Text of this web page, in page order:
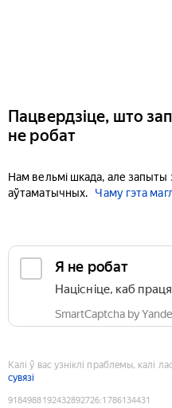
Пацвердзіце, што
не робат
Нам вельмі шкада, але
аўтаматычных.
Чаму гэта
Я не робат
Націсніце, каб
SmartCaptcha by
Калі ў вас узніклі праблемы, калі
сувязі
9184988192432892726:1786134431